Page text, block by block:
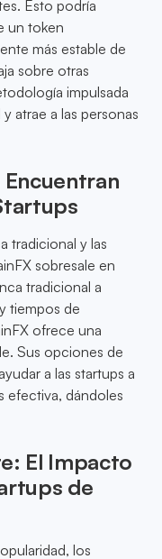
Esto podría
un token
más estable de
sobre otras
impulsada
atrae a las personas
Encuentran
tradicional y las
sobresale en
tradicional a
tiempos de
ofrece una
Sus opciones de
a las startups a
efectiva, dándoles
El Impacto
de
los